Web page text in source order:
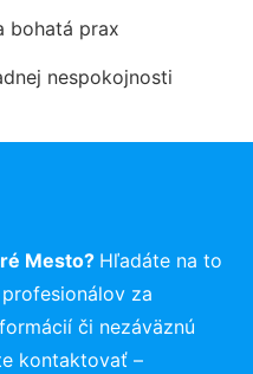
bohatá prax
nespokojnosti
Mesto? Hľadáte na to
za
či nezáväznú
kontaktovať –